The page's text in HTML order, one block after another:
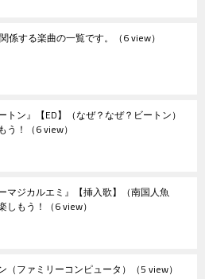
係する楽曲の一覧です。 （6 view）
トン』【ED】（なぜ？なぜ？ビートン）
う！ （6 view）
マジカルエミ』【挿入歌】（南国人魚
しもう！ （6 view）
（ファミリーコンピュータ） （5 view）